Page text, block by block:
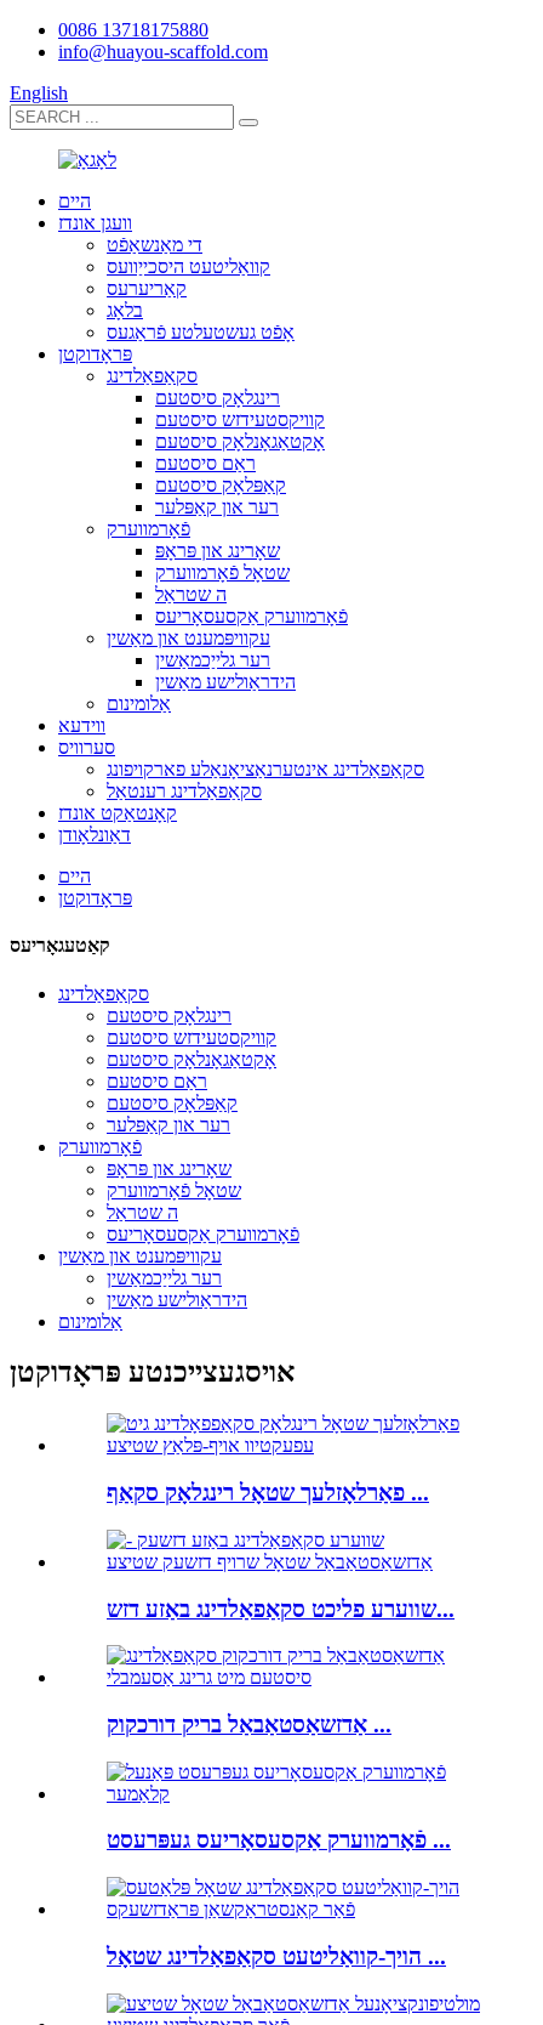
0086 13718175880
info@huayou-scaffold.com
English
היים
וועגן אונדז
די מאַנשאַפֿט
קוואַליטעט היסכייַוועס
קאַריערעס
בלאָג
אָפֿט געשטעלטע פֿראַגעס
פּראָדוקטן
סקאַפאַלדינג
רינגלאָק סיסטעם
קוויקסטעידזש סיסטעם
אָקטאַגאָנלאָק סיסטעם
ראַם סיסטעם
קאַפּלאָק סיסטעם
רער און קאַפּלער
פֿאָרמווערק
שאָרינג און פּראָפּ
שטאָל פֿאָרמווערק
ה שטראַל
פֿאָרמווערק אַקסעסאָריעס
עקוויפּמענט און מאַשין
רער גלייַכמאַשין
הידראַולישע מאַשין
אַלומינום
ווידעא
סערוויס
סקאַפאַלדינג אינטערנאַציאָנאַלע פארקויפונג
סקאַפאַלדינג רענטאַל
קאָנטאַקט אונדז
דאַונלאָודן
היים
פּראָדוקטן
קאַטעגאָריעס
סקאַפאַלדינג
רינגלאָק סיסטעם
קוויקסטעידזש סיסטעם
אָקטאַגאָנלאָק סיסטעם
ראַם סיסטעם
קאַפּלאָק סיסטעם
רער און קאַפּלער
פֿאָרמווערק
שאָרינג און פּראָפּ
שטאָל פֿאָרמווערק
ה שטראַל
פֿאָרמווערק אַקסעסאָריעס
עקוויפּמענט און מאַשין
רער גלייַכמאַשין
הידראַולישע מאַשין
אַלומינום
אויסגעצייכנטע פּראָדוקטן
פאַרלאָזלעך שטאָל רינגלאָק סקאַף ...
שווערע פליכט סקאַפאַלדינג באַזע דזש...
אַדזשאַסטאַבאַל בריק דורכקוק ...
פֿאָרמווערק אַקסעסאָריעס געפּרעסט ...
הויך-קוואַליטעט סקאַפאַלדינג שטאָל ...